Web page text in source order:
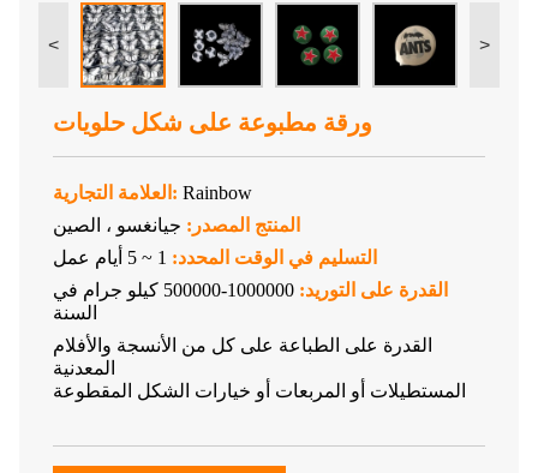
< >
ورقة مطبوعة على شكل حلويات
العلامة التجارية: Rainbow
المنتج المصدر: جيانغسو ، الصين
التسليم في الوقت المحدد: 1 ~ 5 أيام عمل
القدرة على التوريد:
1000000-500000 كيلو جرام في
السنة
القدرة على الطباعة على كل من الأنسجة والأفلام
المعدنية
المستطيلات أو المربعات أو خيارات الشكل المقطوعة